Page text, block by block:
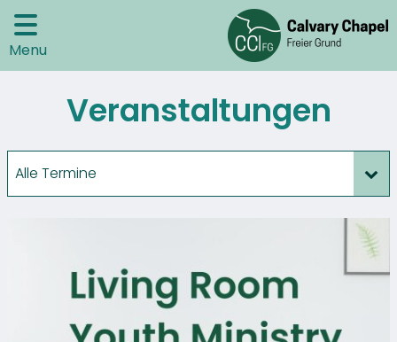
Menu
Veranstaltungen
Alle Termine